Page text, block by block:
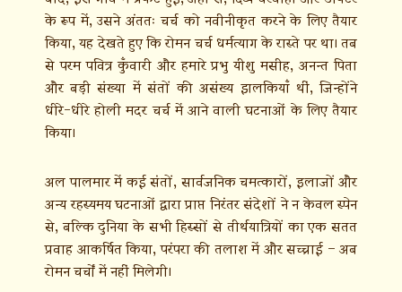
के रूप में, उसने अंततः चर्च को नवीनीकृत करने के लिए तैयार
किया, यह देखते हुए कि रोमन चर्च धर्मत्याग के रास्ते पर था। तब
से परम पवित्र कुँवारी और हमारे प्रभु यीशु मसीह, अनन्त पिता
और बड़ी संख्या में संतों की असंख्य झलकियाँ थीं, जिन्होंने
धीरे-धीरे होली मदर चर्च में आने वाली घटनाओं के लिए तैयार
किया।
अल पालमार में कई संतों, सार्वजनिक चमत्कारों, इलाजों और
अन्य रहस्यमय घटनाओं द्वारा प्राप्त निरंतर संदेशों ने न केवल स्पेन
से, बल्कि दुनिया के सभी हिस्सों से तीर्थयात्रियों का एक सतत
प्रवाह आकर्षित किया, परंपरा की तलाश में और सच्चाई – अब
रोमन चर्चों में नहीं मिलेगी।